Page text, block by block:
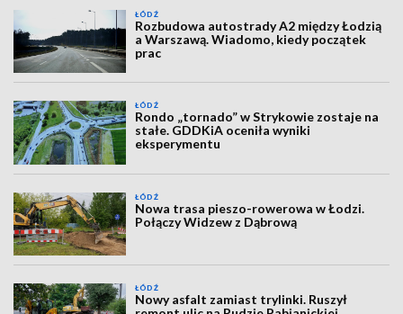
ŁÓDŹ
Rozbudowa autostrady A2 między Łodzią
a Warszawą. Wiadomo, kiedy początek
prac
ŁÓDŹ
Rondo „tornado” w Strykowie zostaje na
stałe. GDDKiA oceniła wyniki
eksperymentu
ŁÓDŹ
Nowa trasa pieszo-rowerowa w Łodzi.
Połączy Widzew z Dąbrową
ŁÓDŹ
Nowy asfalt zamiast trylinki. Ruszył